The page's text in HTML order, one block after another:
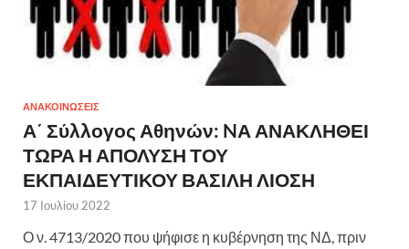
ΑΝΑΚΟΙΝΩΣΕΙΣ
Α΄ Σύλλογος Αθηνών: NΑ ΑΝΑΚΛΗΘΕΙ
ΤΩΡΑ Η ΑΠΟΛΥΣΗ ΤΟΥ
ΕΚΠΑΙΔΕΥΤΙΚΟΥ ΒΑΣΙΛΗ ΛΙΟΣΗ
17 Ιουλίου 2022
Ο ν. 4713/2020 που ψήφισε η κυβέρνηση της ΝΔ, πριν